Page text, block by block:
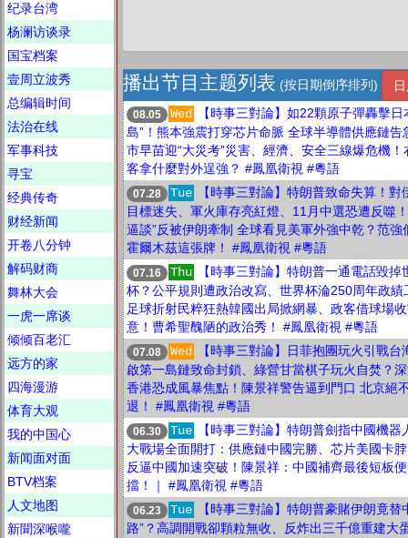
纪录台湾
杨澜访谈录
国宝档案
壹周立波秀
总编辑时间
法治在线
军事科技
寻宝
经典传奇
财经新闻
开卷八分钟
解码财商
舞林大会
一虎一席谈
倾倾百老汇
远方的家
四海漫游
体育大观
我的中国心
新闻面对面
BTV档案
人文地图
新聞深喉嚨
播出节目主题列表 (按日期倒序排列)
08.05 Wed
【時事三對論】如22顆原子彈轟擊日
島”！熊本強震打穿芯片命脈 全球半導體供應鏈告
市早苗迎“大災考”災害、經濟、安全三線爆危機！
客拿什麼對外逞強？ #鳳凰衛視 #粵語
07.28 Tue
【時事三對論】特朗普致命失算！對
目標迷失、軍火庫存亮紅燈、11月中選恐遭反噬
逼談”反被伊朗牽制 全球看見美軍外強中乾？范強
霍爾木茲這張牌！ #鳳凰衛視 #粵語
07.16 Thu
【時事三對論】特朗普一通電話毀掉
杯？公平規則遭政治改寫、世界杯淪250周年政績
足球折射民粹狂熱韓國出局掀網暴、政客借球場
意！曹希聖醜陋的政治秀！ #鳳凰衛視 #粵語
07.08 Wed
【時事三對論】日菲抱團玩火引戰台
啟第一島鏈致命封鎖、綠營甘當棋子玩火自焚？
香港恐成風暴焦點！陳景祥警告逼到門口 北京絕
退！ #鳳凰衛視 #粵語
06.30 Tue
【時事三對論】特朗普劍指中國機器
大戰場全面開打：供應鏈中國完勝、芯片美國卡
反逼中國加速突破！陳景祥：中國補齊最後短板
擋！｜ #鳳凰衛視 #粵語
06.23 Tue
【時事三對論】特朗普豪賭伊朗竟替
路”？高調開戰卻顆粒無收、反炸出三千億重建大